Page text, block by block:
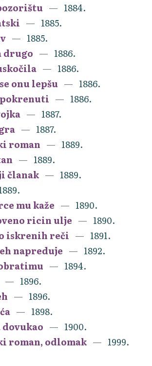
1884.
1885.
1885.
drugo
1886.
1886.
onu lepšu
1886.
pokrenuti
1886.
1887.
1887.
roman
1889.
1889.
članak
1889.
mu kaže
1890.
ricin ulje
1890.
iskrenih reči
1891.
napreduje
1892.
1894.
1896.
1896.
1898.
dovukao
1900.
roman, odlomak
1999.